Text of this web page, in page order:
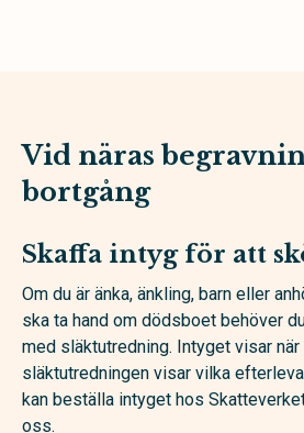
Vid näras
bortgång
Skaffa intyg för att
Om du är änka, änkling, barn eller
ska ta hand om dödsboet behöver
med släktutredning. Intyget visar
släktutredningen visar vilka
kan beställa intyget hos
oss.